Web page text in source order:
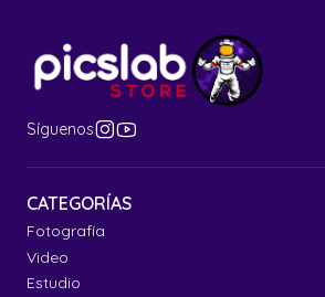
Síguenos
CATEGORÍAS
Fotografía
Video
Estudio